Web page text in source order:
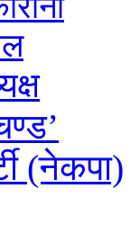
(नेकपा)